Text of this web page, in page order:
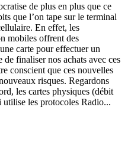
de plus en plus que ce
que l’on tape sur le terminal
En effet, les
mobiles offrent des
carte pour effectuer un
finaliser nos achats avec ces
conscient que ces nouvelles
risques. Regardons
les cartes physiques (débit
utilise les protocoles Radio...